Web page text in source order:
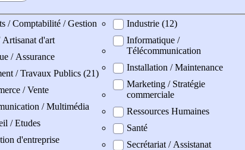
/ Comptabilité / Gestion
Artisanat d'art
/ Assurance
/ Travaux Publics (21)
/ Vente
/ Multimédia
/ Etudes
d'entreprise
Industrie (12)
Informatique /
Télécommunication
Installation / Maintenance
Marketing / Stratégie
commerciale
Ressources Humaines
Santé
Secrétariat / Assistanat